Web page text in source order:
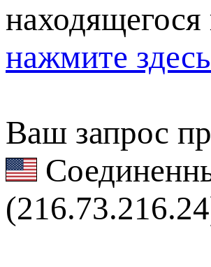
нажмите
Ваш запрос